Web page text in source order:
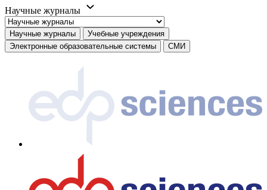
Научные журналы
Научные журналы
Учебные учреждения
Электронные образовательные системы
СМИ